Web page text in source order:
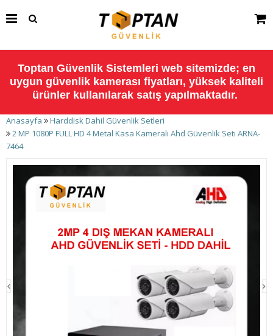
Toptan Güvenlik Sistemleri web sitemizde; en
uygun güvenlik kamerası fiyatları, yüksek kaliteli
ürünler kullanılarak satış yapılmaktadır.
Anasayfa
Harddisk Dahil Güvenlik Setleri
2 MP 1080P FULL HD 4 Metal Kasa Kameralı Ahd Güvenlik Seti ARNA-
7464